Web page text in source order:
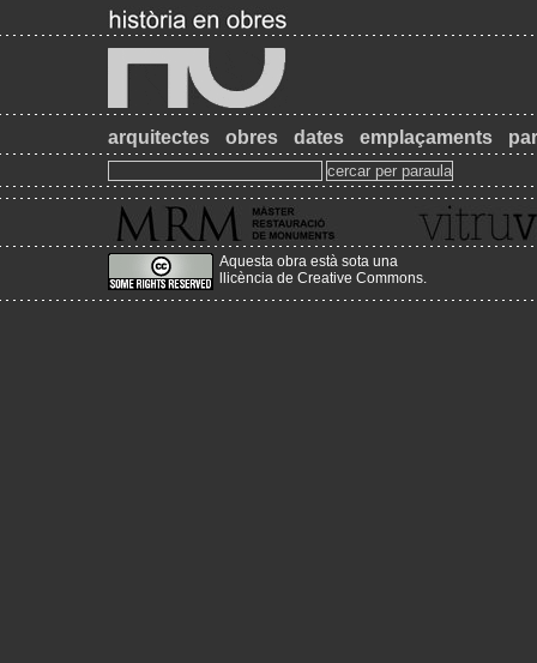
arquitectes obres dates emplaçaments
Aquesta obra està sota una
llicència de Creative Commons.